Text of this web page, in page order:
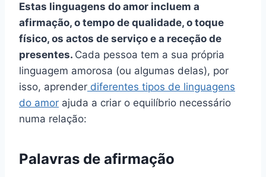
Estas linguagens do amor incluem a
afirmação, o tempo de qualidade, o toque
físico, os actos de serviço e a receção de
presentes. Cada pessoa tem a sua própria
linguagem amorosa (ou algumas delas), por
isso, aprender diferentes tipos de linguagens
do amor ajuda a criar o equilíbrio necessário
numa relação:
Palavras de afirmação